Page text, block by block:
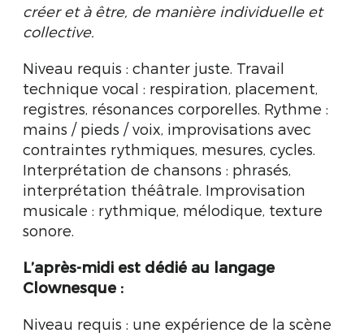
créer et à être, de manière individuelle et
collective.
Niveau requis : chanter juste. Travail
technique vocal : respiration, placement,
registres, résonances corporelles. Rythme :
mains / pieds / voix, improvisations avec
contraintes rythmiques, mesures, cycles.
Interprétation de chansons : phrasés,
interprétation théâtrale. Improvisation
musicale : rythmique, mélodique, texture
sonore.
L’après-midi est dédié au langage
Clownesque :
Niveau requis : une expérience de la scène